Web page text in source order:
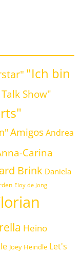
"Ich bin
Show"
Amigos Andrea
Carina
Brink Daniela
Eloy de Jong
Heino
Joey Heindle Let's